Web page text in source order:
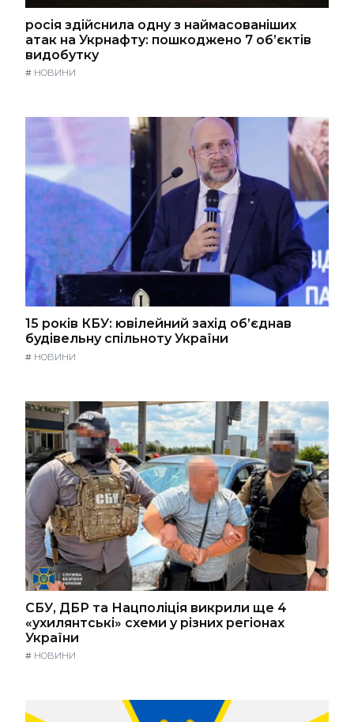
росія здійснила одну з наймасованіших
атак на Укрнафту: пошкоджено 7 об’єктів
видобутку
# НОВИНИ
15 років КБУ: ювілейний захід об’єднав
будівельну спільноту України
# НОВИНИ
СБУ, ДБР та Нацполіція викрили ще 4
«ухилянтські» схеми у різних регіонах
України
# НОВИНИ